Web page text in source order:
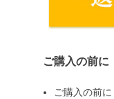
ご購入の前に
ご購入の前に